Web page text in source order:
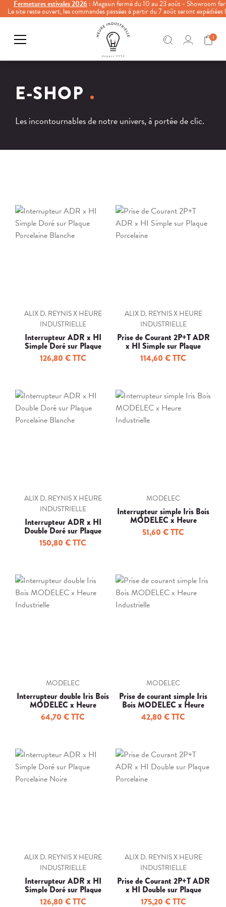
E-SHOP
Les incontournables de notre univers, à portée de clic.
ALIX D. REYNIS X HEURE
INDUSTRIELLE
Interrupteur ADR x HI
Simple Doré sur Plaque
Porcelaine Blanche
126,80 € TTC
ALIX D. REYNIS X HEURE
INDUSTRIELLE
Prise de Courant 2P+T ADR
x HI Simple sur Plaque
Porcelaine
114,60 € TTC
ALIX D. REYNIS X HEURE
INDUSTRIELLE
Interrupteur ADR x HI
Double Doré sur Plaque
Porcelaine Blanche
150,80 € TTC
MODELEC
Interrupteur simple Iris Bois
MODELEC x Heure
Industrielle
51,60 € TTC
MODELEC
Interrupteur double Iris Bois
MODELEC x Heure
Industrielle
64,70 € TTC
MODELEC
Prise de courant simple Iris
Bois MODELEC x Heure
Industrielle
42,80 € TTC
ALIX D. REYNIS X HEURE
INDUSTRIELLE
Interrupteur ADR x HI
Simple Doré sur Plaque
Porcelaine Noire
126,80 € TTC
ALIX D. REYNIS X HEURE
INDUSTRIELLE
Prise de Courant 2P+T ADR
x HI Double sur Plaque
Porcelaine
175,20 € TTC
Fermetures estivales 2026 : Magasin fermé du 10 au 23 août - Showroom
Le site reste ouvert, les commandes passées à partir du 7 août seront
1